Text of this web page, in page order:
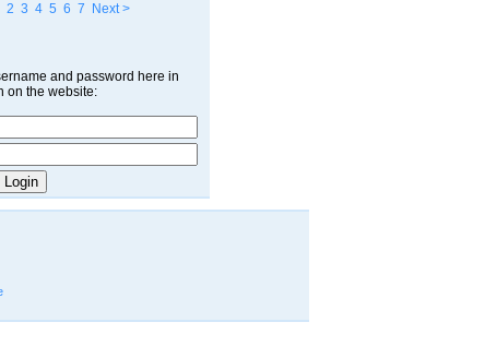
2 3 4 5 6 7 Next >
and password here in
on the website: